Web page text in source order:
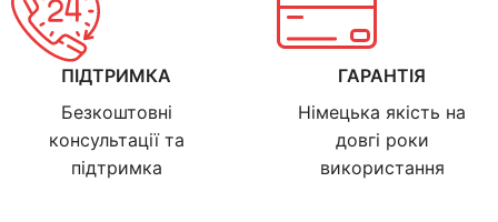
ПІДТРИМКА
Безкоштовні
консультації та
підтримка
ГАРАНТІЯ
Німецька якість на
довгі роки
використання